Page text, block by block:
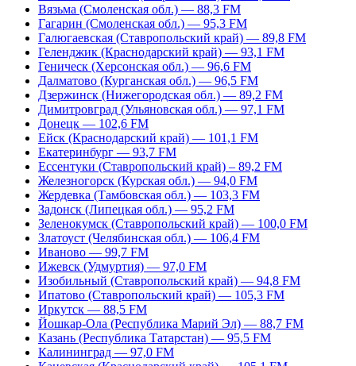
Вязьма (Смоленская обл.) — 88,3 FM
Гагарин (Смоленская обл.) — 95,3 FM
Галюгаевская (Ставропольский край) — 89,8 FM
Геленджик (Краснодарский край) — 93,1 FM
Геническ (Херсонская обл.) — 96,6 FM
Далматово (Курганская обл.) — 96,5 FM
Дзержинск (Нижегородская обл.) — 89,2 FM
Димитровград (Ульяновская обл.) — 97,1 FM
Донецк — 102,6 FM
Ейск (Краснодарский край) — 101,1 FM
Екатеринбург — 93,7 FM
Ессентуки (Ставропольский край) – 89,2 FM
Железногорск (Курская обл.) — 94,0 FM
Жердевка (Тамбовская обл.) — 103,3 FM
Задонск (Липецкая обл.) — 95,2 FM
Зеленокумск (Ставропольский край) — 100,0 FM
Златоуст (Челябинская обл.) — 106,4 FM
Иваново — 99,7 FM
Ижевск (Удмуртия) — 97,0 FM
Изобильный (Ставропольский край) — 94,8 FM
Ипатово (Ставропольский край) — 105,3 FM
Иркутск — 88,5 FM
Йошкар-Ола (Республика Марий Эл) — 88,7 FM
Казань (Республика Татарстан) — 95,5 FM
Калининград — 97,0 FM